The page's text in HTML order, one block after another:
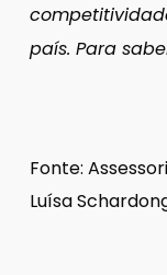
país. Para
Fonte:
Luísa